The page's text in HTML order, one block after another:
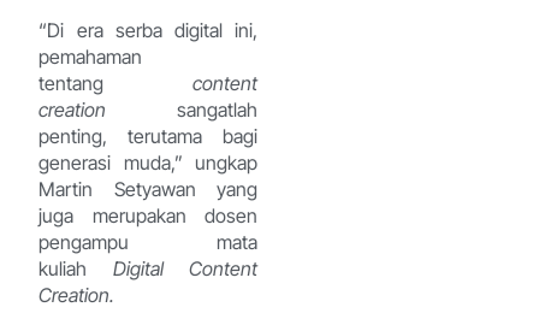
“Di era serba digital ini,
pemahaman
tentang content
creation sangatlah
penting, terutama bagi
generasi muda,” ungkap
Martin Setyawan yang
juga merupakan dosen
pengampu mata
kuliah Digital Content
Creation.